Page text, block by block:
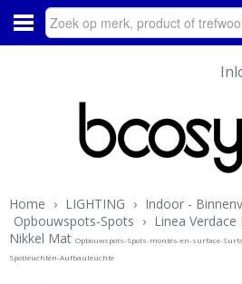
Home › LIGHTING › Indoor -
Opbouwspots-Spots › Linea
Nikkel Mat Opbouwspots-Spots-montés-en-surface-
Spotleuchten-Aufbauleuchte